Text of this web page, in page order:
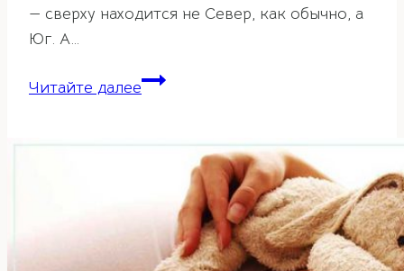
— сверху находится не Север, как обычно, а
Юг. А…
Читайте далееПринцип
почему
на
схемах